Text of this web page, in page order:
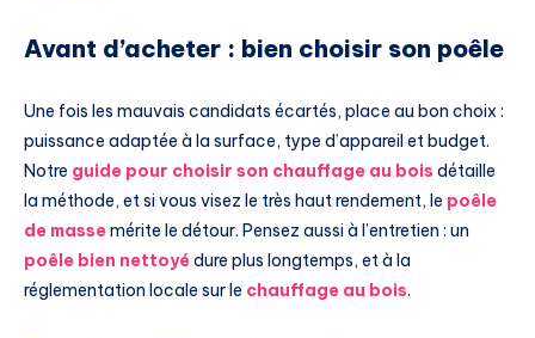
Avant d’acheter : bien choisir son poêle
Une fois les mauvais candidats écartés, place au bon choix :
puissance adaptée à la surface, type d’appareil et budget.
Notre guide pour choisir son chauffage au bois détaille
la méthode, et si vous visez le très haut rendement, le poêle
de masse mérite le détour. Pensez aussi à l’entretien : un
poêle bien nettoyé dure plus longtemps, et à la
réglementation locale sur le chauffage au bois.